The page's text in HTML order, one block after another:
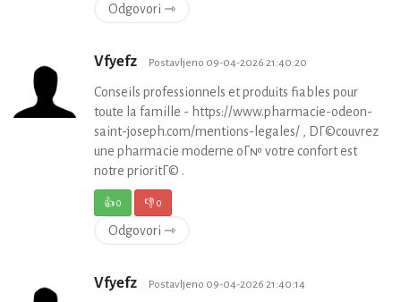
Odgovori ⇾
Vfyefz Postavljeno 09-04-2026 21:40:20
Conseils professionnels et produits fiables pour
toute la famille - https://www.pharmacie-odeon-
saint-joseph.com/mentions-legales/ , DГ©couvrez
une pharmacie moderne oГ№ votre confort est
notre prioritГ© .
👍0 👎0
Odgovori ⇾
Vfyefz Postavljeno 09-04-2026 21:40:14